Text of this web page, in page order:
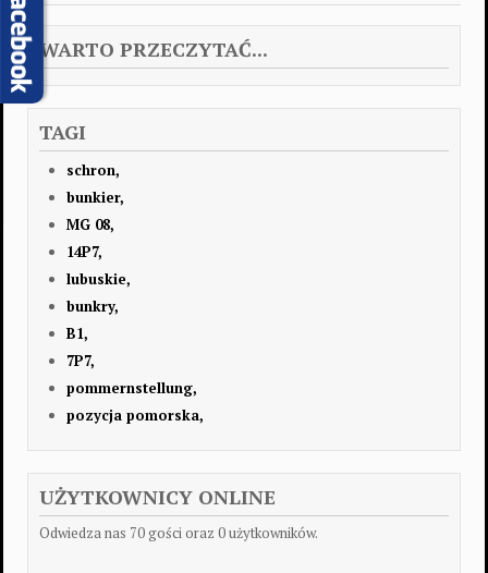
WARTO PRZECZYTAĆ...
TAGI
schron,
bunkier,
MG 08,
14P7,
lubuskie,
bunkry,
B1,
7P7,
pommernstellung,
pozycja pomorska,
UŻYTKOWNICY ONLINE
Odwiedza nas 70 gości oraz 0 użytkowników.